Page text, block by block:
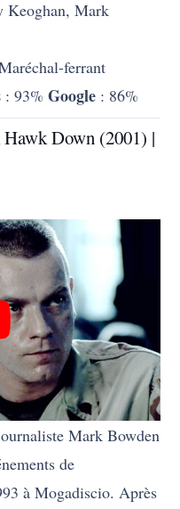
Keoghan, Mark
ferrant
: 93%Google : 86%
Down (2001) |
Mark Bowden
de
à Mogadiscio. Après